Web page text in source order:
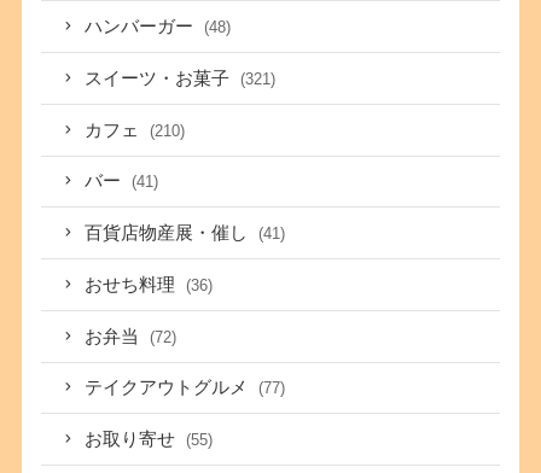
ハンバーガー (48)
スイーツ・お菓子 (321)
カフェ (210)
バー (41)
百貨店物産展・催し (41)
おせち料理 (36)
お弁当 (72)
テイクアウトグルメ (77)
お取り寄せ (55)